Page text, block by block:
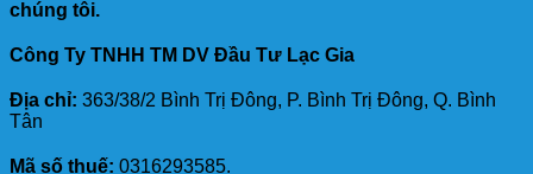
chúng tôi.
Công Ty TNHH TM DV Đầu Tư Lạc Gia
Địa chỉ: 363/38/2 Bình Trị Đông, P. Bình Trị Đông, Q. Bình
Tân
Mã số thuế: 0316293585.